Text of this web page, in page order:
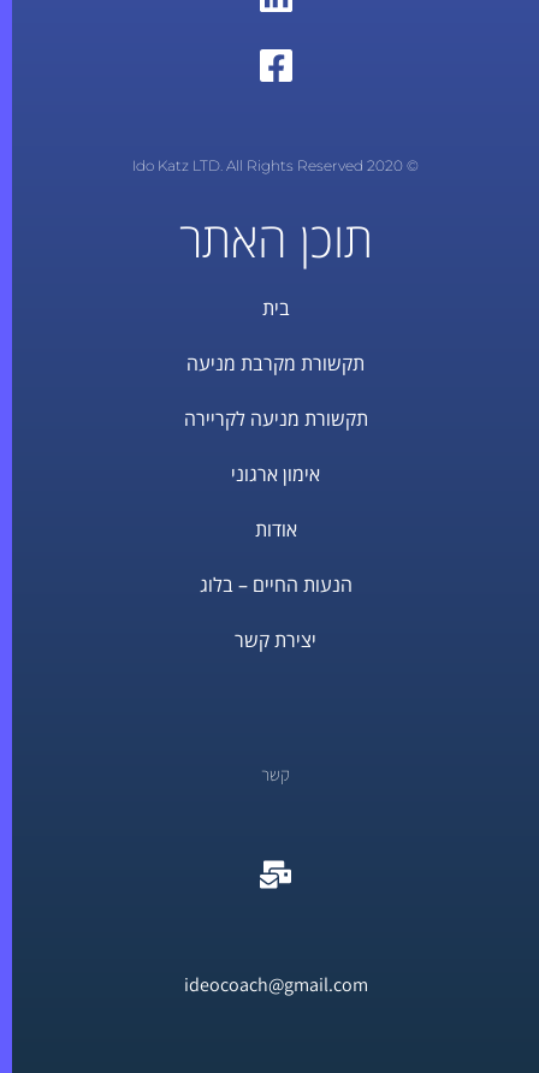
© 2020 Ido Katz LTD. All Rights Reserved
תוכן האתר
בית
תקשורת מקרבת מניעה
תקשורת מניעה לקריירה
אימון ארגוני
אודות
הנעות החיים – בלוג
יצירת קשר
קשר
ideocoach@gmail.com